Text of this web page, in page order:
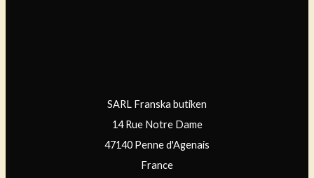
SARL Franska butiken
14 Rue Notre Dame
47140 Penne d'Agenais
France